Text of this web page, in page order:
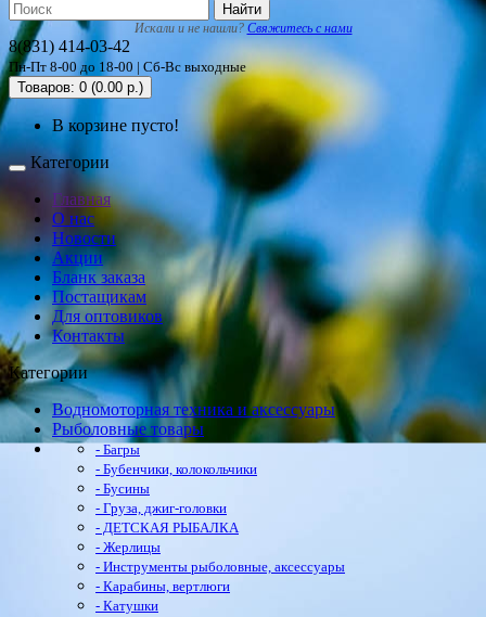
Найти
Искали и не нашли? Свяжитесь с нами
8(831) 414-03-42
Пн-Пт 8-00 до 18-00 | Сб-Вс выходные
Товаров: 0 (0.00 р.)
В корзине пусто!
Категории
Главная
О нас
Новости
Акции
Бланк заказа
Постащикам
Для оптовиков
Контакты
Категории
Водномоторная техника и аксессуары
Рыболовные товары
- Багры
- Бубенчики, колокольчики
- Бусины
- Груза, джиг-головки
- ДЕТСКАЯ РЫБАЛКА
- Жерлицы
- Инструменты рыболовные, аксессуары
- Карабины, вертлюги
- Катушки